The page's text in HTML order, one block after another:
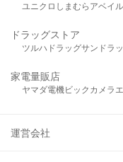
ユニクロ しまむら アベイル
ドラッグストア
ツルハドラッグサンドラ
家電量販店
ヤマダ電機ビックカメラ
運営会社